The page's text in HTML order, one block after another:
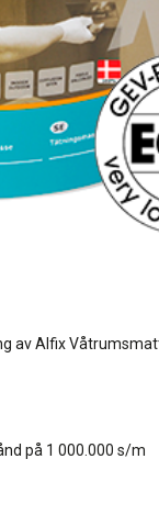
av Alfix
på 1 000.000 s/m